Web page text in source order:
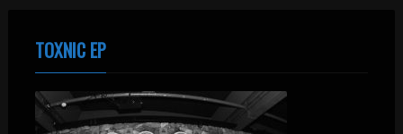
TOXNIC EP